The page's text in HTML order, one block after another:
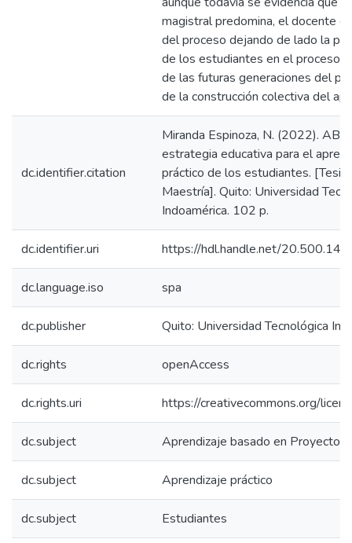
magistral predomina, el docente
del proceso dejando de lado la
de los estudiantes en el proceso
de las futuras generaciones del
de la construcción colectiva del
dc.identifier.citation
Miranda Espinoza, N. (2022).
estrategia educativa para el
práctico de los estudiantes. [Tesis
Maestría]. Quito: Universidad
Indoamérica. 102 p.
dc.identifier.uri https://hdl.handle.net/
dc.language.iso spa
dc.publisher Quito: Universidad Tecnológica
dc.rights openAccess
dc.rights.uri https://creativecommons.org/
dc.subject Aprendizaje basado en Proyectos
dc.subject Aprendizaje práctico
dc.subject Estudiantes